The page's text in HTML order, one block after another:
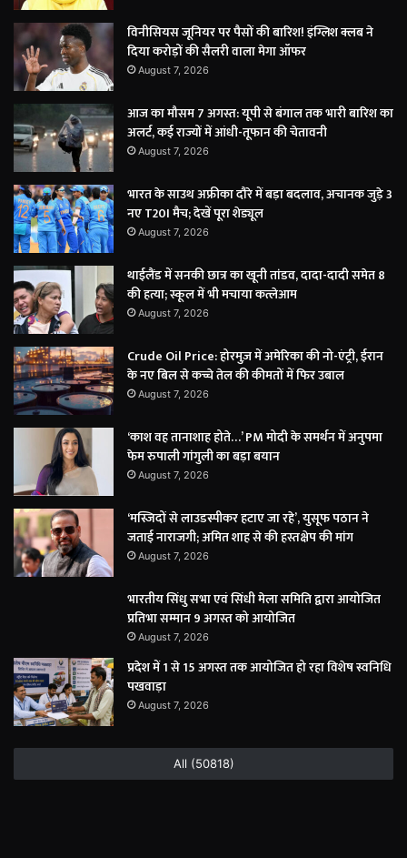
विनीसियस जूनियर पर पैसों की बारिश! इंग्लिश क्लब ने
दिया करोड़ों की सैलरी वाला मेगा ऑफर
August 7, 2026
आज का मौसम 7 अगस्त: यूपी से बंगाल तक भारी बारिश का
अलर्ट, कई राज्यों में आंधी-तूफान की चेतावनी
August 7, 2026
भारत के साउथ अफ्रीका दौरे में बड़ा बदलाव, अचानक जुड़े 3
नए T20I मैच; देखें पूरा शेड्यूल
August 7, 2026
थाईलैंड में सनकी छात्र का खूनी तांडव, दादा-दादी समेत 8
की हत्या; स्कूल में भी मचाया कत्लेआम
August 7, 2026
Crude Oil Price: होरमुज़ में अमेरिका की नो-एंट्री, ईरान
के नए बिल से कच्चे तेल की कीमतों में फिर उबाल
August 7, 2026
‘काश वह तानाशाह होते…’ PM मोदी के समर्थन में अनुपमा
फेम रुपाली गांगुली का बड़ा बयान
August 7, 2026
‘मस्जिदों से लाउडस्पीकर हटाए जा रहे’, युसूफ पठान ने
जताई नाराजगी; अमित शाह से की हस्तक्षेप की मांग
August 7, 2026
भारतीय सिंधु सभा एवं सिंधी मेला समिति द्वारा आयोजित
प्रतिभा सम्मान 9 अगस्त को आयोजित
August 7, 2026
प्रदेश में 1 से 15 अगस्त तक आयोजित हो रहा विशेष स्वनिधि
पखवाड़ा
August 7, 2026
All (50818)